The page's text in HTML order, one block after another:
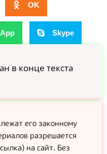
OK
Skype
в конце текста
его законному
разрешается
на сайт. Без